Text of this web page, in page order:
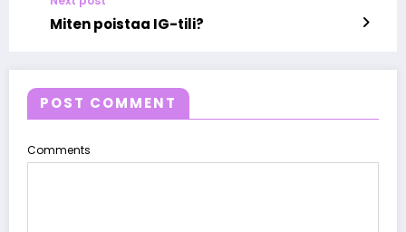
Miten poistaa IG-tili?
POST COMMENT
Comments